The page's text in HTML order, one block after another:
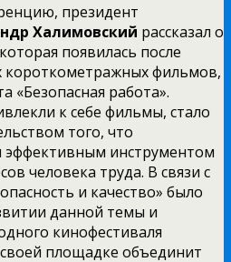
президент
Халимовский рассказал о
появилась после
короткометражных фильмов,
«Безопасная работа».
к себе фильмы, стало
того, что
эффективным инструментом
человека труда. В связи с
и качество» было
данной темы и
кинофестиваля
площадке объединит